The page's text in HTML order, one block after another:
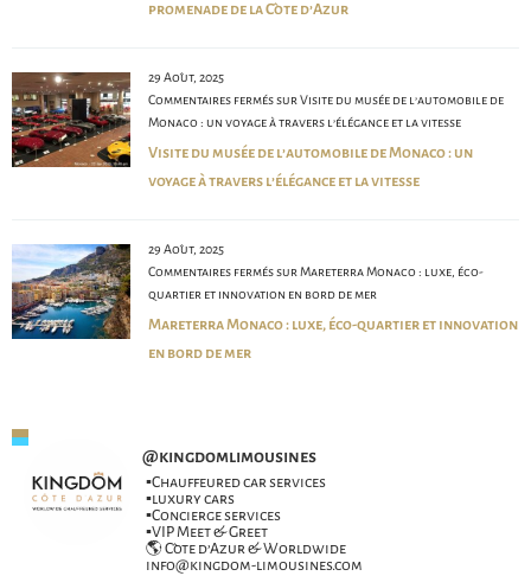
promenade de la Côte d’Azur
29 Août, 2025
Commentaires ferméssur Visite du musée de l’automobile de
Monaco : un voyage à travers l’élégance et la vitesse
Visite du musée de l’automobile de Monaco : un
voyage à travers l’élégance et la vitesse
29 Août, 2025
Commentaires ferméssur Mareterra Monaco : luxe, éco-
quartier et innovation en bord de mer
Mareterra Monaco : luxe, éco-quartier et innovation
en bord de mer
@kingdomlimousines
▪️Chauffeured car services
▪️luxury cars
▪️Concierge services
▪️VIP Meet & Greet
🌎 Côte d’Azur & Worldwide
info@kingdom-limousines.com